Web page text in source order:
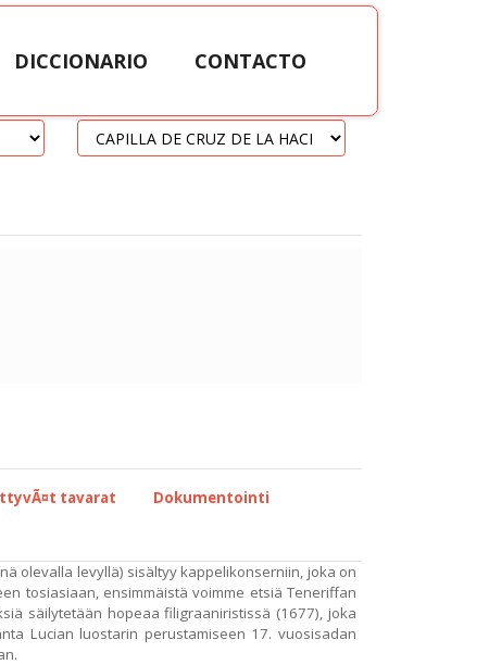
DICCIONARIO CONTACTO
tavarat Dokumentointi
olevalla levyllä) sisältyy kappelikonserniin, joka on
tosiasiaan, ensimmäistä voimme etsiä Teneriffan
säilytetään hopeaa filigraaniristissä (1677), joka
Lucian luostarin perustamiseen 17. vuosisadan